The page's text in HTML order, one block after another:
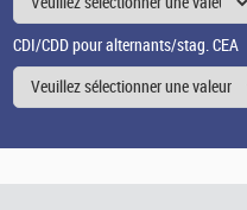
CDI/CDD pour alternants/stag. CEA